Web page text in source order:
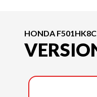
HONDA